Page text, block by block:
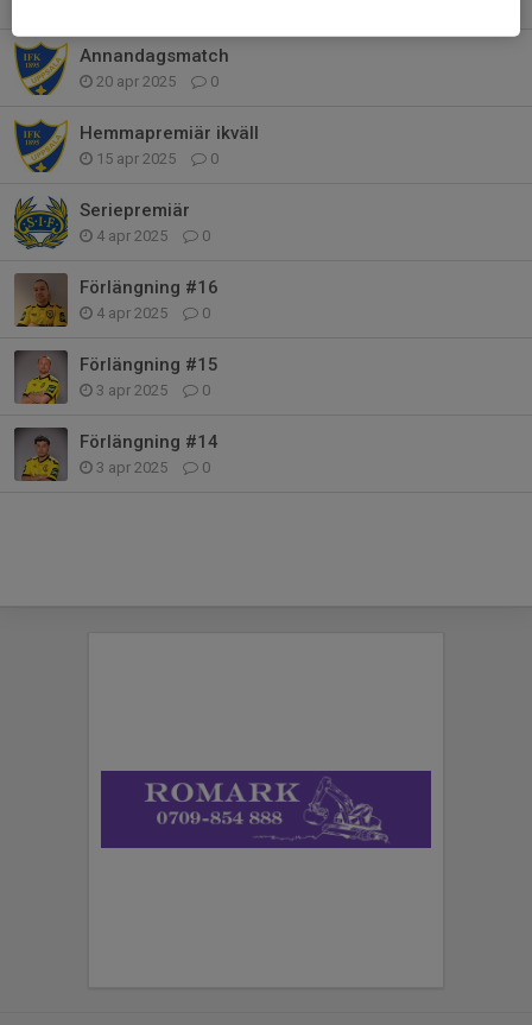
Annandagsmatch
20 apr 2025 0
Hemmapremiär ikväll
15 apr 2025 0
Seriepremiär
4 apr 2025 0
Förlängning #16
4 apr 2025 0
Förlängning #15
3 apr 2025 0
Förlängning #14
3 apr 2025 0